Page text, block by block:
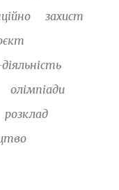
захист
олімпіади
розклад